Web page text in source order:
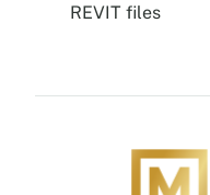
REVIT files